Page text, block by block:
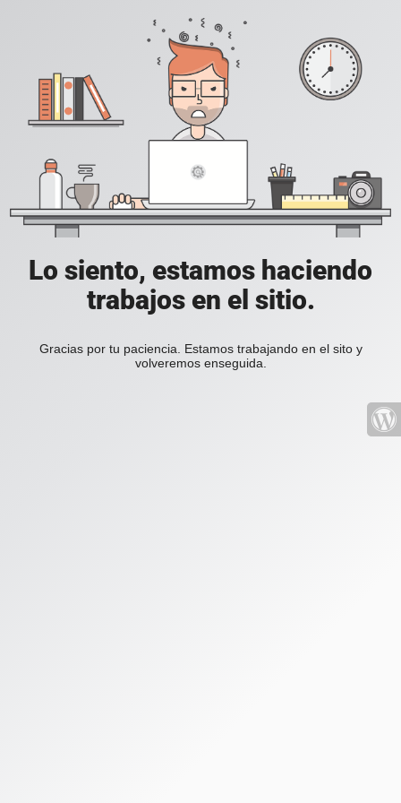
Lo siento, estamos haciendo
trabajos en el sitio.
Gracias por tu paciencia. Estamos trabajando en el sito y
volveremos enseguida.